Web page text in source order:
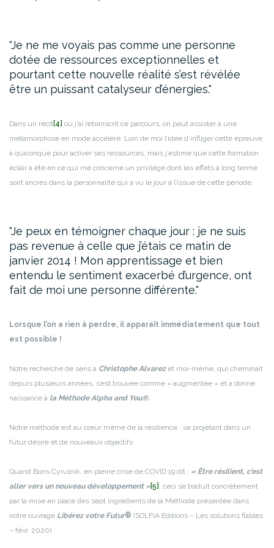
Je ne me voyais pas comme une personne
dotée de ressources exceptionnelles et
pourtant cette nouvelle réalité s’est révélée
être un puissant catalyseur d’énergies.
Dans un récit[4] où j’ai retranscrit ce parcours, on peut assister à une
métamorphose en mode accéléré. Loin de moi l’idée d’infliger cette épreuve
à quiconque pour activer ses ressources, mais j’estime que cette formation
éclair a été en ce qui me concerne un privilège dont les effets à long terme
sont ancrés dans la personnalité qui a vu le jour à l’issue de cette période.
Je peux en témoigner chaque jour : je ne suis
pas revenue à celle que j’étais ce matin de
janvier 2014 ! Mon apprentissage et bien
entendu le sentiment exacerbé d’urgence, ont
fait de moi une personne différente.
Lorsque l’on a rien à perdre, il apparaît immédiatement que tout
est possible !
Notre recherche de sens à Christophe Alvarezet moi-même, qui cheminait
depuis plusieurs années, s’est trouvée comme « augmentée » et a donné
naissance à la Méthode Alpha and You®.
Notre méthode est au cœur même de la résilience : se projetant dans un
futur désiré et de nouveaux objectifs
Quand Boris Cyrulnik, en pleine crise de COVID 19 dit : « Être résilient, c’est
aller vers un nouveau développement »[5] , ceci se traduit concrètement
par la mise en place des sept ingrédients de la Méthode présentée dans
notre ouvrage Libérez votre Futur® (SOLFIA Editions – Les solutions fiables
– févr. 2020)